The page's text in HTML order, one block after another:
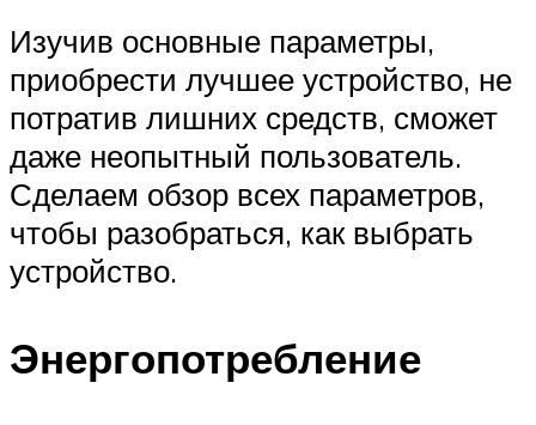
Изучив основные параметры,
приобрести лучшее устройство, не
потратив лишних средств, сможет
даже неопытный пользователь.
Сделаем обзор всех параметров,
чтобы разобраться, как выбрать
устройство.
Энергопотребление